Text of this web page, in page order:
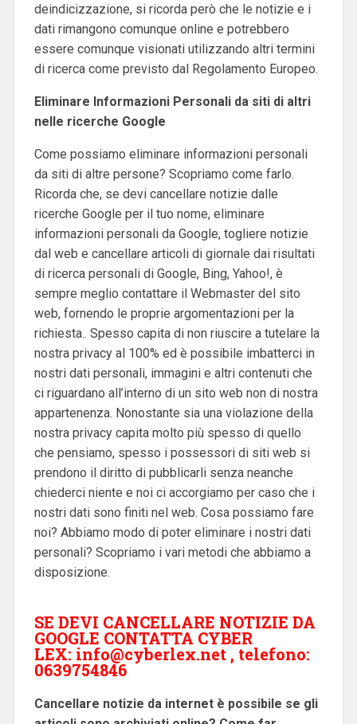
deindicizzazione, si ricorda però che le notizie e i
dati rimangono comunque online e potrebbero
essere comunque visionati utilizzando altri termini
di ricerca come previsto dal Regolamento Europeo.
Eliminare Informazioni Personali da siti di altri
nelle ricerche Google
Come possiamo eliminare informazioni personali
da siti di altre persone? Scopriamo come farlo.
Ricorda che, se devi cancellare notizie dalle
ricerche Google per il tuo nome, eliminare
informazioni personali da Google, togliere notizie
dal web e cancellare articoli di giornale dai risultati
di ricerca personali di Google, Bing, Yahoo!, è
sempre meglio contattare il Webmaster del sito
web, fornendo le proprie argomentazioni per la
richiesta.. Spesso capita di non riuscire a tutelare la
nostra privacy al 100% ed è possibile imbatterci in
nostri dati personali, immagini e altri contenuti che
ci riguardano all’interno di un sito web non di nostra
appartenenza. Nonostante sia una violazione della
nostra privacy capita molto più spesso di quello
che pensiamo, spesso i possessori di siti web si
prendono il diritto di pubblicarli senza neanche
chiederci niente e noi ci accorgiamo per caso che i
nostri dati sono finiti nel web. Cosa possiamo fare
noi? Abbiamo modo di poter eliminare i nostri dati
personali? Scopriamo i vari metodi che abbiamo a
disposizione.
SE DEVI CANCELLARE NOTIZIE DA
GOOGLE CONTATTA CYBER
LEX: info@cyberlex.net, telefono:
0639754846
Cancellare notizie da internet è possibile se gli